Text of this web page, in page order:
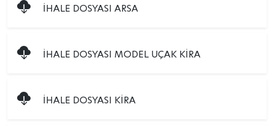
İHALE DOSYASI ARSA
İHALE DOSYASI MODEL UÇAK KİRA
İHALE DOSYASI KİRA